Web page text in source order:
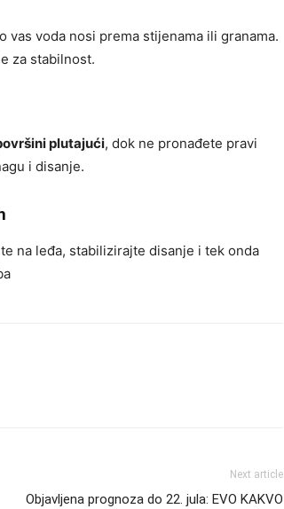
vas voda nosi prema stijenama ili granama.
za stabilnost.
plutajući, dok ne pronađete pravi
i disanje.
na leđa, stabilizirajte disanje i tek onda
Next article
Objavljena prognoza do 22. jula: EVO KAKVO